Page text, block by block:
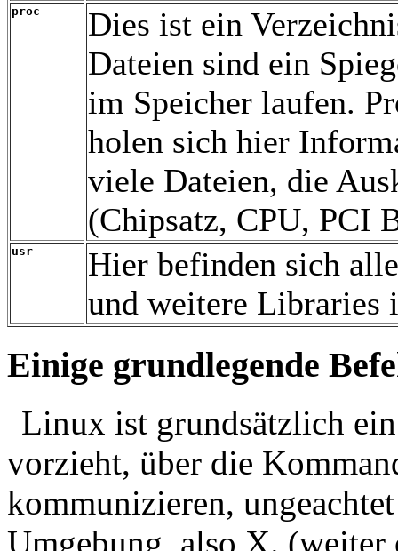
proc
Dies ist ein
Dateien sind ein
im Speicher laufen.
holen sich hier
viele Dateien, die
(Chipsatz, CPU, PCI
usr
Hier befinden sich
und weitere Libraries
Einige grundlegende
Linux ist grundsätzlich
vorzieht, über die
kommunizieren,
Umgebung, also X. (weiter